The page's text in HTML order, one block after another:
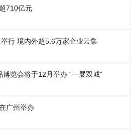
710亿元
行 境内外超5.6万家企业云集
览会将于12月举办 “一展双城”
广州举办